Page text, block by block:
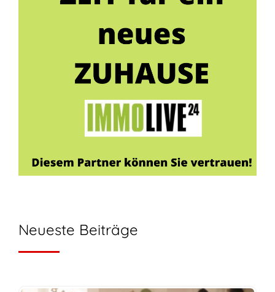
Neueste Beiträge